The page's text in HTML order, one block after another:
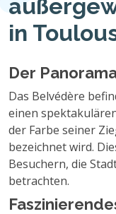
in
Der
Das Belvédère
einen
der Farbe seiner
bezeichnet wird.
Besuchern, die
betrachten.